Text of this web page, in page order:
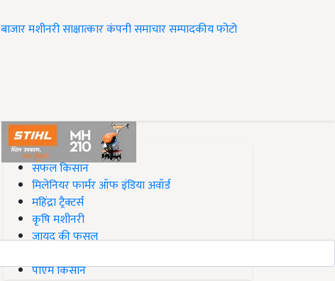
बाजारमशीनरीसाक्षात्कारकंपनी समाचारसम्पादकीयफोटो
#Top on Krishi Jagran
सफल किसान
मिलेनियर फार्मर ऑफ इंडिया अवॉर्ड
महिंद्रा ट्रैक्टर्स
कृषि मशीनरी
जायद की फसल
पीएम किसान